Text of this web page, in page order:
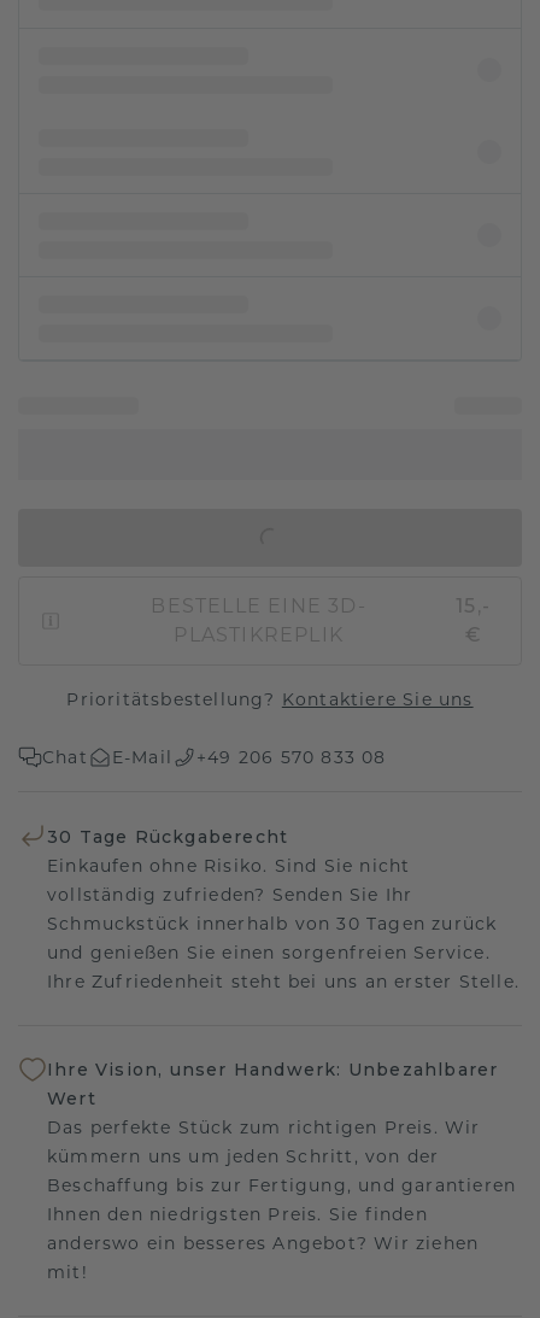
BESTELLE EINE 3D-
PLASTIKREPLIK
15,-
€
Prioritätsbestellung? Kontaktiere Sie uns
Chat E-Mail +49 206 570 833 08
30 Tage Rückgaberecht
Einkaufen ohne Risiko. Sind Sie nicht
vollständig zufrieden? Senden Sie Ihr
Schmuckstück innerhalb von 30 Tagen zurück
und genießen Sie einen sorgenfreien Service.
Ihre Zufriedenheit steht bei uns an erster Stelle.
Ihre Vision, unser Handwerk: Unbezahlbarer
Wert
Das perfekte Stück zum richtigen Preis. Wir
kümmern uns um jeden Schritt, von der
Beschaffung bis zur Fertigung, und garantieren
Ihnen den niedrigsten Preis. Sie finden
anderswo ein besseres Angebot? Wir ziehen
mit!